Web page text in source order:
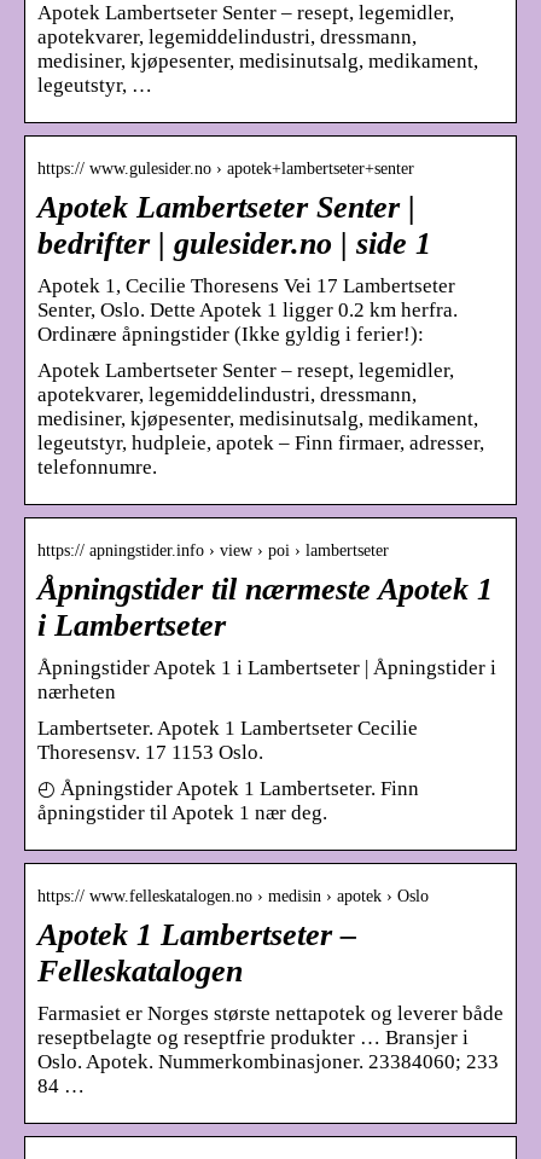
Apotek Lambertseter Senter – resept, legemidler,
apotekvarer, legemiddelindustri, dressmann,
medisiner, kjøpesenter, medisinutsalg, medikament,
legeutstyr, …
https:// www.gulesider.no › apotek+lambertseter+senter
Apotek Lambertseter Senter |
bedrifter | gulesider.no | side 1
Apotek 1, Cecilie Thoresens Vei 17 Lambertseter
Senter, Oslo. Dette Apotek 1 ligger 0.2 km herfra.
Ordinære åpningstider (Ikke gyldig i ferier!):
Apotek Lambertseter Senter – resept, legemidler,
apotekvarer, legemiddelindustri, dressmann,
medisiner, kjøpesenter, medisinutsalg, medikament,
legeutstyr, hudpleie, apotek – Finn firmaer, adresser,
telefonnumre.
https:// apningstider.info › view › poi › lambertseter
Åpningstider til nærmeste Apotek 1
i Lambertseter
Åpningstider Apotek 1 i Lambertseter | Åpningstider i
nærheten
Lambertseter. Apotek 1 Lambertseter Cecilie
Thoresensv. 17 1153 Oslo.
◴ Åpningstider Apotek 1 Lambertseter. Finn
åpningstider til Apotek 1 nær deg.
https:// www.felleskatalogen.no › medisin › apotek › Oslo
Apotek 1 Lambertseter –
Felleskatalogen
Farmasiet er Norges største nettapotek og leverer både
reseptbelagte og reseptfrie produkter … Bransjer i
Oslo. Apotek. Nummerkombinasjoner. 23384060; 233
84 …